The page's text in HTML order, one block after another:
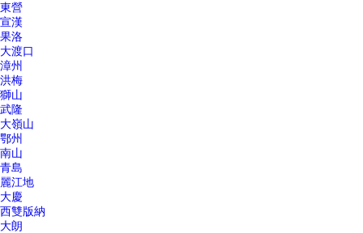
東營
宣漢
果洛
大渡口
漳州
洪梅
獅山
武隆
大嶺山
鄂州
南山
青島
麗江地
大慶
西雙版納
大朗